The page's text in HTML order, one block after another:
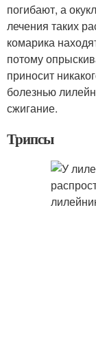
погибают, а
лечения таких
комарика
потому
приносит
болезнью
сжигание.
Трипсы